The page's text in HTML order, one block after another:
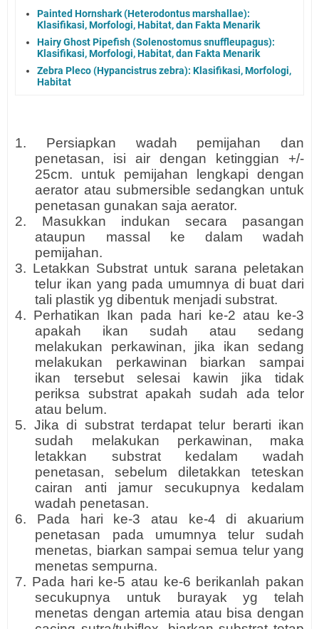
Painted Hornshark (Heterodontus marshallae):
Klasifikasi, Morfologi, Habitat, dan Fakta Menarik
Hairy Ghost Pipefish (Solenostomus snuffleupagus):
Klasifikasi, Morfologi, Habitat, dan Fakta Menarik
Zebra Pleco (Hypancistrus zebra): Klasifikasi, Morfologi,
Habitat
1. Persiapkan wadah pemijahan dan
penetasan, isi air dengan ketinggian +/-
25cm. untuk pemijahan lengkapi dengan
aerator atau submersible sedangkan untuk
penetasan gunakan saja aerator.
2. Masukkan indukan secara pasangan
ataupun massal ke dalam wadah
pemijahan.
3. Letakkan Substrat untuk sarana peletakan
telur ikan yang pada umumnya di buat dari
tali plastik yg dibentuk menjadi substrat.
4. Perhatikan Ikan pada hari ke-2 atau ke-3
apakah ikan sudah atau sedang
melakukan perkawinan, jika ikan sedang
melakukan perkawinan biarkan sampai
ikan tersebut selesai kawin jika tidak
periksa substrat apakah sudah ada telor
atau belum.
5. Jika di substrat terdapat telur berarti ikan
sudah melakukan perkawinan, maka
letakkan substrat kedalam wadah
penetasan, sebelum diletakkan teteskan
cairan anti jamur secukupnya kedalam
wadah penetasan.
6. Pada hari ke-3 atau ke-4 di akuarium
penetasan pada umumnya telur sudah
menetas, biarkan sampai semua telur yang
menetas sempurna.
7. Pada hari ke-5 atau ke-6 berikanlah pakan
secukupnya untuk burayak yg telah
menetas dengan artemia atau bisa dengan